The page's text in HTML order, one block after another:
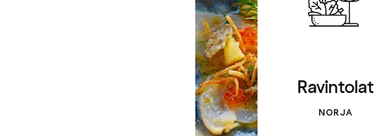
Ravintolat
NORJA